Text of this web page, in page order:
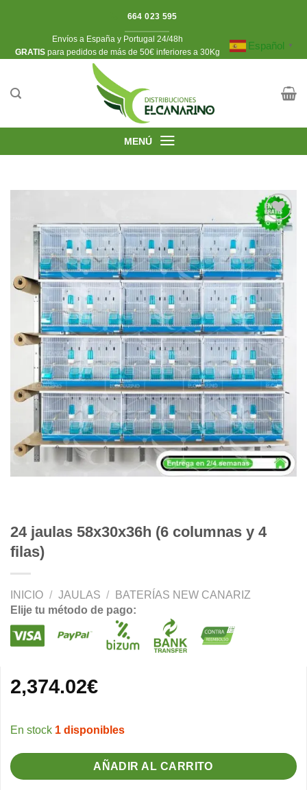
664 023 595
Envíos a España y Portugal 24/48h
​GRATIS para pedidos de más de 50€ inferiores a 30Kg
Español ▼
MENÚ
Añadir
a la
lista de
deseos
24 jaulas 58x30x36h (6 columnas y 4
filas)
INICIO / JAULAS /
BATERÍAS NEW CANARIZ
Elije tu método de pago:
2,374.02€
1 disponibles
AÑADIR AL CARRITO